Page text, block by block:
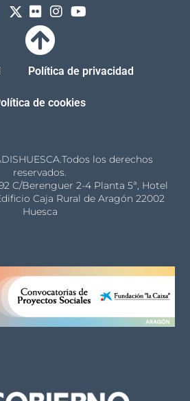
Política de privacidad
de cookies
los derechos
reservados.
C/Berenguer 2-4 Planta 5ª, Hotel
Caja Rural de Aragón 22002
Huesca